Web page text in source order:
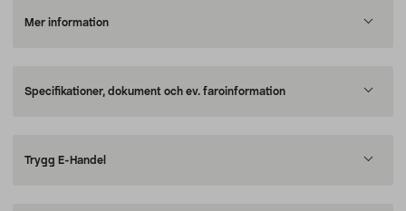
Mer information
Specifikationer, dokument och ev. faroinformation
Trygg E-Handel